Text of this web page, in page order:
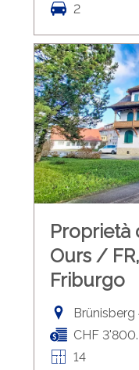
2
Proprietà
Ours /
Friburgo
Brünisberg
CHF
14